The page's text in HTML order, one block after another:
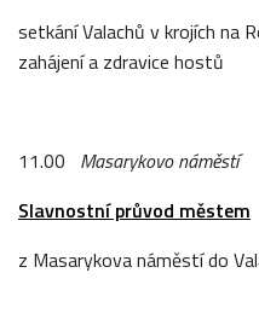
setkání Valachů v krojích na
zahájení a zdravice hostů
11.00 Masarykovo náměstí
Slavnostní průvod městem
z Masarykova náměstí do